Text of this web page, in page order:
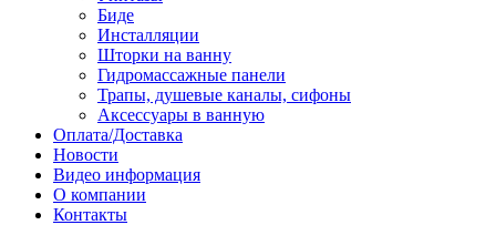
Биде
Инсталляции
Шторки на ванну
Гидромассажные панели
Трапы, душевые каналы, сифоны
Аксессуары в ванную
Оплата/Доставка
Новости
Видео информация
О компании
Контакты